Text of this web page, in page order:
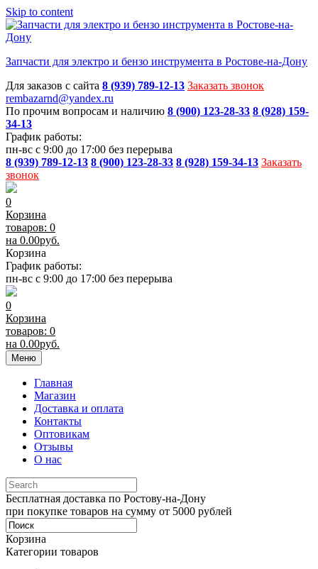
Skip to content
Запчасти для электро и бензо инструмента в Ростове-на-Дону
Для заказов с сайта 8 (939) 789-12-13 Заказать звонок
rembazarnd@yandex.ru
По прочим вопросам и наличию 8 (900) 123-28-33 8 (928) 159-
34-13
График работы:
пн-вс с 9:00 до 17:00 без перерыва
8 (939) 789-12-13 8 (900) 123-28-33 8 (928) 159-34-13 Заказать
звонок
0
Корзина
товаров: 0
на 0.00руб.
Корзина
График работы:
пн-вс с 9:00 до 17:00 без перерыва
0
Корзина
товаров: 0
на 0.00руб.
Меню
Главная
Магазин
Доставка и оплата
Контакты
Оптовикам
Отзывы
О нас
Бесплатная доставка по Ростову-на-Дону
при покупке товаров на сумму от 5000 рублей
Корзина
Категории товаров